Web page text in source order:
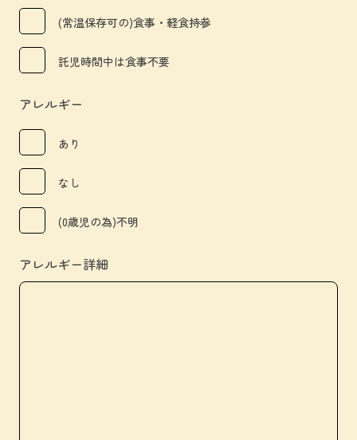
(常温保存可の)食事・軽食持参
託児時間中は食事不要
アレルギー
あり
なし
(0歳児の為)不明
アレルギー詳細